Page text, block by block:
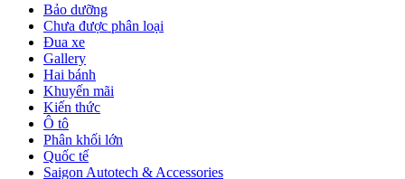
Bảo dưỡng
Chưa được phân loại
Đua xe
Gallery
Hai bánh
Khuyến mãi
Kiến thức
Ô tô
Phân khối lớn
Quốc tế
Saigon Autotech & Accessories